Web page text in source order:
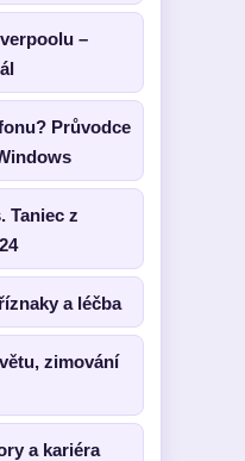
–
Průvodce
Taniec z
a léčba
zimování
a kariéra